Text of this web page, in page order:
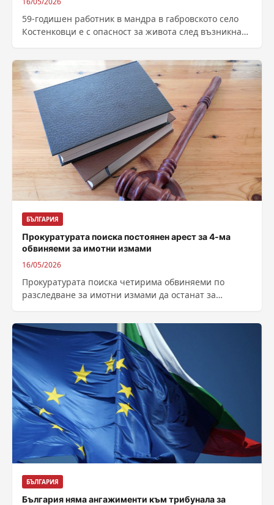
59-годишен работник в мандра в габровското село
Костенковци е с опасност за живота след възникнал
БЪЛГАРИЯ
Прокуратурата поиска постоянен арест за 4-ма
обвиняеми за имотни измами
16/05/2026
Прокуратурата поиска четирима обвиняеми по
разследване за имотни измами да останат за
БЪЛГАРИЯ
България няма ангажименти към трибунала за